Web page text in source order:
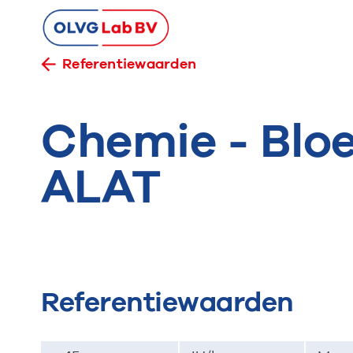
Referentiewaarden
Chemie -
ALAT
Referentiewaarden